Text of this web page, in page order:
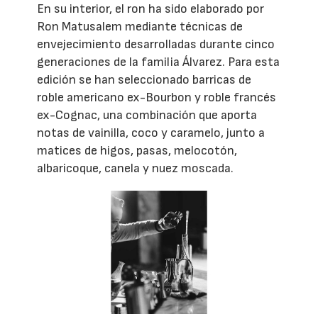
En su interior, el ron ha sido elaborado por
Ron Matusalem mediante técnicas de
envejecimiento desarrolladas durante cinco
generaciones de la familia Álvarez. Para esta
edición se han seleccionado barricas de
roble americano ex-Bourbon y roble francés
ex-Cognac, una combinación que aporta
notas de vainilla, coco y caramelo, junto a
matices de higos, pasas, melocotón,
albaricoque, canela y nuez moscada.